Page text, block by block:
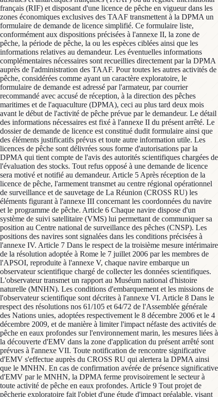
français (RIF) et disposant d'une licence de pêche en vigueur dans les
zones économiques exclusives des TAAF transmettent à la DPMA un
formulaire de demande de licence simplifié. Ce formulaire liste,
conformément aux dispositions précisées à l'annexe II, la zone de
pêche, la période de pêche, la ou les espèces ciblées ainsi que les
informations relatives au demandeur. Les éventuelles informations
complémentaires nécessaires sont recueillies directement par la DPMA
auprès de l'administration des TAAF. Pour toutes les autres activités de
pêche, considérées comme ayant un caractère exploratoire, le
formulaire de demande est adressé par l'armateur, par courrier
recommandé avec accusé de réception, à la direction des pêches
maritimes et de l'aquaculture (DPMA), ceci au plus tard deux mois
avant le début de l'activité de pêche prévue par le demandeur. Le détail
des informations nécessaires est fixé à l'annexe II du présent arrêté. Le
dossier de demande de licence est constitué dudit formulaire ainsi que
des éléments justificatifs prévus et toute autre information utile. Les
licences de pêche sont délivrées sous forme d'autorisations par la
DPMA qui tient compte de l'avis des autorités scientifiques chargées de
l'évaluation des stocks. Tout refus opposé à une demande de licence
sera motivé et notifié au demandeur. Article 5 Après réception de la
licence de pêche, l'armement transmet au centre régional opérationnel
de surveillance et de sauvetage de La Réunion (CROSS RU) les
éléments figurant à l'annexe III concernant les coordonnées du navire
et le programme de pêche. Article 6 Chaque navire dispose d'un
système de suivi satellitaire (VMS) lui permettant de communiquer sa
position au Centre national de surveillance des pêches (CNSP). Les
positions des navires sont signalées dans les conditions précisées à
l'annexe IV. Article 7 Dans le respect de la troisième mesure intérimaire
de la résolution adoptée à Rome le 7 juillet 2006 par les membres de
l'APSOI, reproduite à l'annexe V, chaque navire embarque un
observateur scientifique chargé de collecter les données scientifiques.
L'observateur transmet un rapport au Muséum national d'histoire
naturelle (MNHN). Les conditions d'embarquement et les missions de
l'observateur scientifique sont décrites à l'annexe VI. Article 8 Dans le
respect des résolutions nos 61/105 et 64/72 de l'Assemblée générale
des Nations unies, adoptées respectivement le 8 décembre 2006 et le 4
décembre 2009, et de manière à limiter l'impact néfaste des activités de
pêche en eaux profondes sur l'environnement marin, les mesures liées à
la découverte d'EMV dans la zone d'application du présent arrêté sont
prévues à l'annexe VII. Toute notification de rencontre significative
d'EMV s'effectue auprès du CROSS RU qui alertera la DPMA ainsi
que le MNHN. En cas de confirmation avérée de présence significative
d'EMV par le MNHN, la DPMA ferme provisoirement le secteur à
toute activité de pêche en eaux profondes. Article 9 Tout projet de
pêcherie exploratoire fait l'objet d'une étude d'impact préalable, visant